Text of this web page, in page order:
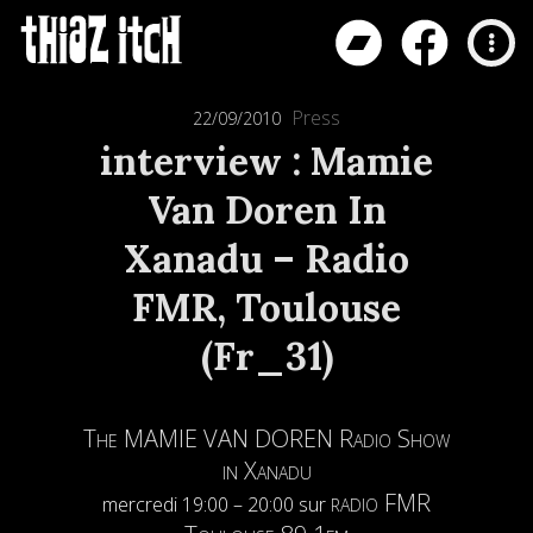
22/09/2010 Press
interview : Mamie
Van Doren In
Xanadu – Radio
FMR, Toulouse
(Fr_31)
The MAMIE VAN DOREN Radio Show
in Xanadu
mercredi 19:00 – 20:00 sur radio FMR